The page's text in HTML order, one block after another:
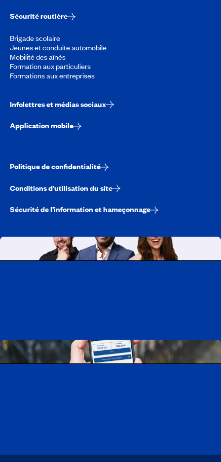
Sécurité routière
Brigade scolaire
Jeunes et conduite automobile
Mobilité des aînés
Formation aux particuliers
Formations aux entreprises
Infolettres et médias sociaux
Application mobile
Politique de confidentialité
Conditions d’utilisation du site
Sécurité de l’information et hameçonnage